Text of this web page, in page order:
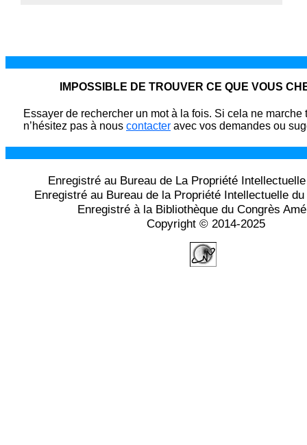
IMPOSSIBLE DE TROUVER CE QUE VOUS
Essayer de rechercher un mot à la fois. Si cela ne marche
n’hésitez pas à nous contacter avec vos demandes ou
Enregistré au Bureau de La Propriété
Enregistré au Bureau de la Propriété Intellectuelle
Enregistré à la Bibliothèque du Congrès
Copyright © 2014-2025